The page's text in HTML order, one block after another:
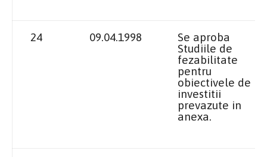
24 09.04.1998
Se aproba
Studiile de
fezabilitate
pentru
obiectivele de
investitii
prevazute in
anexa.